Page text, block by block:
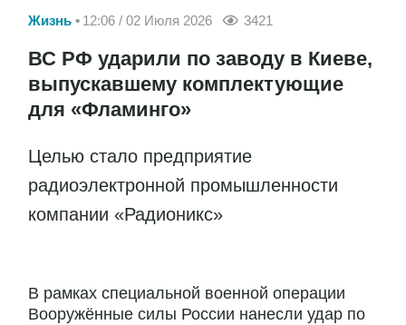
Жизнь 12:06 / 02 Июля 2026 3421
ВС РФ ударили по заводу в Киеве,
выпускавшему комплектующие
для «Фламинго»
Целью стало предприятие
радиоэлектронной промышленности
компании «Радионикс»
В рамках специальной военной операции
Вооружённые силы России нанесли удар по